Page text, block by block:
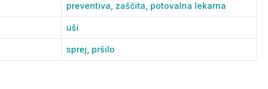
preventiva, zaščita, potovalna lekarna
uši
sprej, pršilo